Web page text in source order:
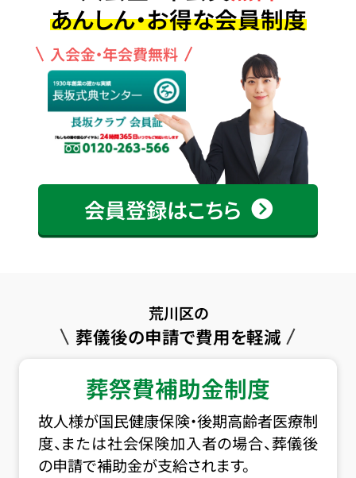
あんしん・お得な会員制度
入会金・年会費無料
会員登録はこちら
荒川区の
葬儀後の申請で費用を軽減
葬祭費補助金制度
故人様が国民健康保険・後期高齢者医療制
度、または社会保険加入者の場合、葬儀後
の申請で補助金が支給されます。